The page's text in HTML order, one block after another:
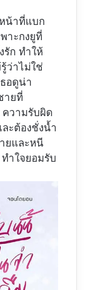
น้าที่แบก
าะกงยูที่
ก ทำให้
ว่าไม่ใช่
อดูน่า
ายที่
ความรับผิด
ะต้องชั่งน้ำ
ยและหนี
ำใจยอมรับ